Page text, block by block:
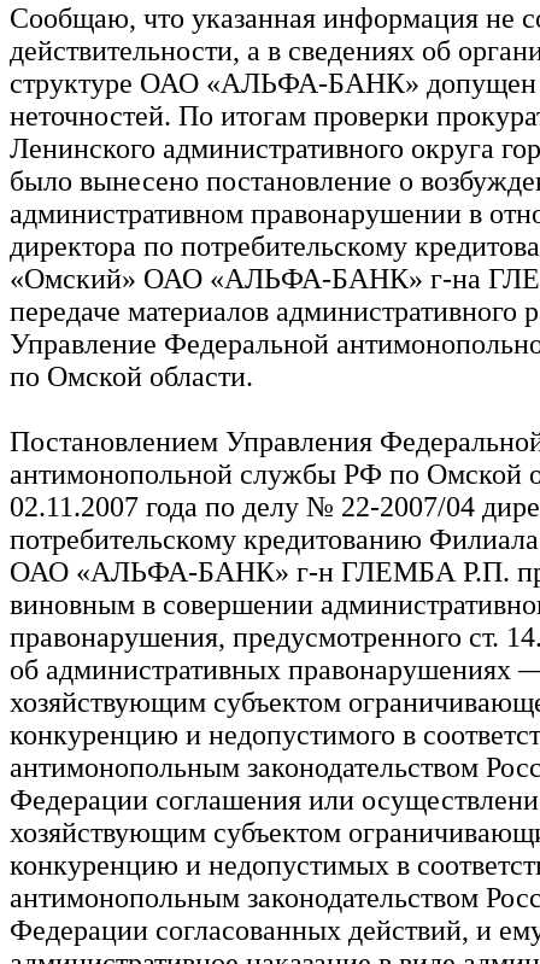
Сообщаю, что указанная информация не
действительности, а в сведениях об
структуре ОАО «АЛЬФА-БАНК» допущен
неточностей. По итогам проверки
Ленинского административного округа
было вынесено постановление о
административном правонарушении в
директора по потребительскому
«Омский» ОАО «АЛЬФА-БАНК» г-на
передаче материалов административного
Управление Федеральной
по Омской области.
Постановлением Управления
антимонопольной службы РФ по Омской
02.11.2007 года по делу № 22-2007/04
потребительскому кредитованию
ОАО «АЛЬФА-БАНК» г-н ГЛЕМБА Р.П.
виновным в совершении
правонарушения, предусмотренного ст.
об административных правонарушениях
хозяйствующим субъектом
конкуренцию и недопустимого в
антимонопольным законодательством
Федерации соглашения или
хозяйствующим субъектом
конкуренцию и недопустимых в
антимонопольным законодательством
Федерации согласованных действий, и